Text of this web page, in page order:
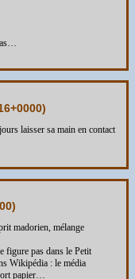
)
laisser sa main en contact
)
madorien, mélange
figure pas dans le Petit
Wikipédia : le média
papier…